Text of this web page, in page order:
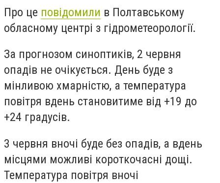
Про це повідомили в Полтавському
обласному центрі з гідрометеорології.
За прогнозом синоптиків, 2 червня
опадів не очікується. День буде з
мінливою хмарністю, а температура
повітря вдень становитиме від +19 до
+24 градусів.
3 червня вночі буде без опадів, а вдень
місцями можливі короткочасні дощі.
Температура повітря вночі